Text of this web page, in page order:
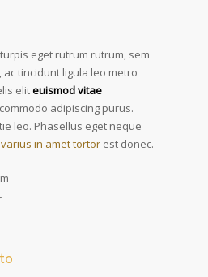
eget rutrum rutrum, sem
tincidunt ligula leo metro
eliteuismod vitae
adipiscing purus.
leo. Phasellus eget neque
varius in amet tortor est donec.